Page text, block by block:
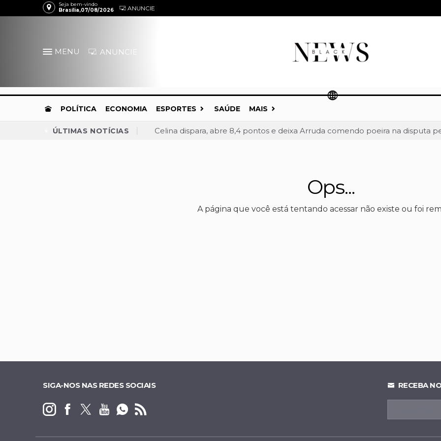
Seja bem-vindo
Brasília,07/08/2026
ANUNCIE
MENU ANUNCIE
POLÍTICA ECONOMIA ESPORTES SAÚDE MAIS
ÚLTIMAS NOTÍCIAS
Celina dispara, abre 8,4 pontos e deixa Arruda comendo poeira na disputa
Praça do Relógio, em Taguatinga, receberá unidade móvel de doação de
Gustavo Rocha é confirmado como vice de Celina Leão na corrida pelo
Daniel Vilela amplia vantagem em Goiás e chega a 52% contra Marconi
Ops...
A página que você está tentando acessar não existe ou foi
SIGA-NOS NAS REDES SOCIAIS RECEBA